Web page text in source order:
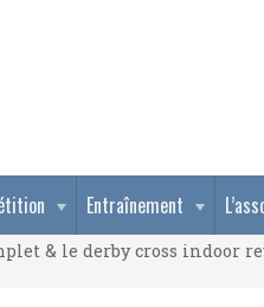
Entraînement
& le derby cross indoor
& le derby cross indoor